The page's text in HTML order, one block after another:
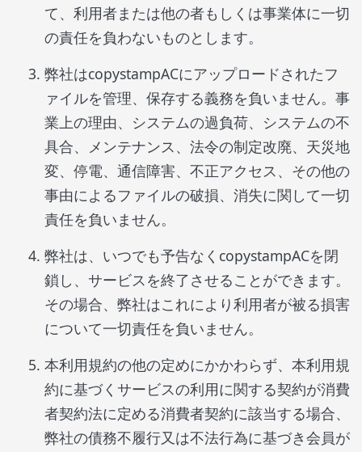
て、利用者または他の者もしくは事業体に一切
の責任を負わないものとします。
弊社はcopystampACにアップロードされたフ
ァイルを管理、保存する義務を負いません。事
業上の理由、システムの過負荷、システムの不
具合、メンテナンス、法令の制定改廃、天災地
変、停電、通信障害、不正アクセス、その他の
事由によるファイルの破損、消失に関して一切
責任を負いません。
弊社は、いつでも予告なくcopystampACを閉
鎖し、サービスを終了させることができます。
その場合、弊社はこれにより利用者が被る損害
について一切責任を負いません。
本利用規約の他の定めにかかわらず、本利用規
約に基づくサービスの利用に関する契約が消費
者契約法に定める消費者契約に該当する場合、
弊社の債務不履行又は不法行為に基づき会員が